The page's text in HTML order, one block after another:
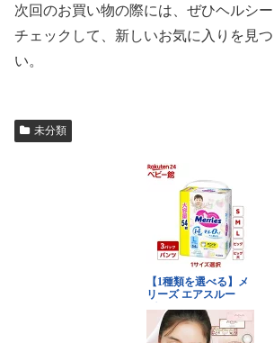
次回のお買い物の際には、ぜひヘルシ
チェックして、新しいお気に入りを見
い。
未分類